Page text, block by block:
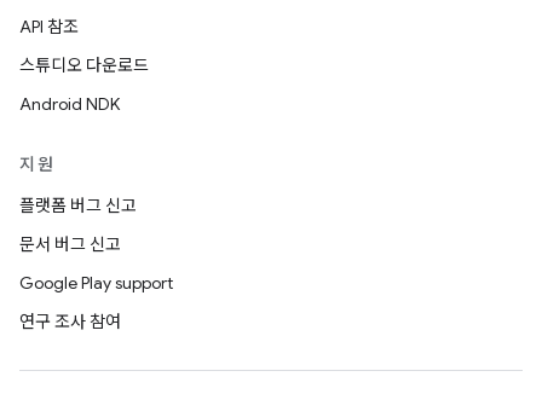
API 참조
스튜디오 다운로드
Android NDK
지원
플랫폼 버그 신고
문서 버그 신고
Google Play support
연구 조사 참여